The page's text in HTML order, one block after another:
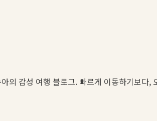
의 감성 여행 블로그. 빠르게 이동하기보다